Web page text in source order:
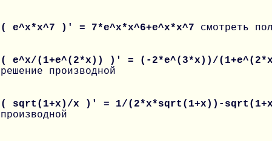
( e^x*x^7 )' = 7*e^x*x^6+e^x*x^7 смотреть
( e^x/(1+e^(2*x)) )' = (-2*e^(3*x))/
решение производной
( sqrt(1+x)/x )' = 1/(2*x*sqrt(1+x))-
производной